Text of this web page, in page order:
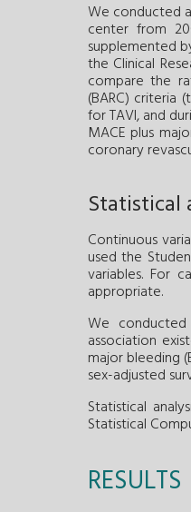
We conducted
center from
supplemented
the Clinical
compare the
(BARC) criteria
for TAVI, and
MACE plus
coronary
Statistical
Continuous
used the
variables. For
appropriate.
We
association
major bleeding
sex-adjusted
Statistical
Statistical
RESULTS